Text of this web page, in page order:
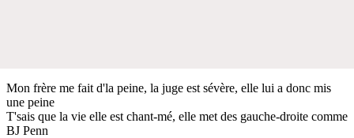
Mon frère me fait d'la peine, la juge est sévère, elle lui a donc mis
une peine
T'sais que la vie elle est chant-mé, elle met des gauche-droite comme
BJ Penn